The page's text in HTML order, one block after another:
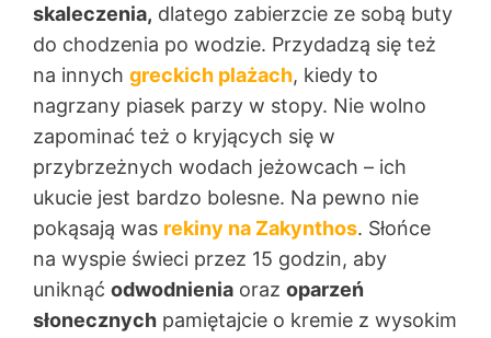
skaleczenia, dlatego zabierzcie ze sobą buty
do chodzenia po wodzie. Przydadzą się też
na innych greckich plażach, kiedy to
nagrzany piasek parzy w stopy. Nie wolno
zapominać też o kryjących się w
przybrzeżnych wodach jeżowcach – ich
ukucie jest bardzo bolesne. Na pewno nie
pokąsają was rekiny na Zakynthos. Słońce
na wyspie świeci przez 15 godzin, aby
uniknąć odwodnienia oraz oparzeń
słonecznych pamiętajcie o kremie z wysokim